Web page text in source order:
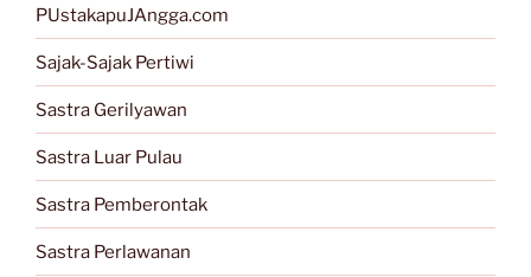
PUstakapuJAngga.com
Sajak-Sajak Pertiwi
Sastra Gerilyawan
Sastra Luar Pulau
Sastra Pemberontak
Sastra Perlawanan